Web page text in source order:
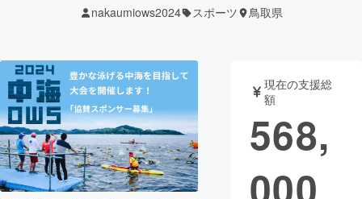
テクノロジー・ガジェット
映像・映画 書籍・雑誌
ビジネス・起業 チャレンジ
nakaumiows2024 スポーツ 鳥取県
現在の支援総
額
568,